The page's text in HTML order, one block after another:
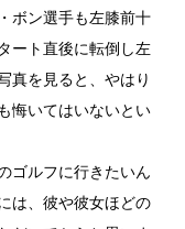
ボン選手も左膝前十
ート直後に転倒し左
真を見ると、やはり
悔いてはいないとい
ゴルフに行きたいん
は、彼や彼女ほどの